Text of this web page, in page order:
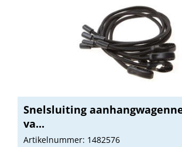
Snelsluiting
va...
Artikelnummer: 1482576